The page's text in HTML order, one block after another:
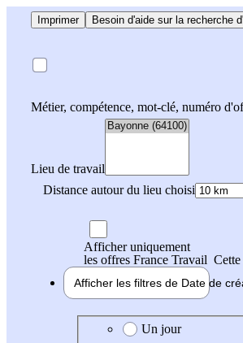
Imprimer Besoin d'aide sur la recherche
Métier, compétence, mot-clé, numéro
Lieu de travail
Distance autour du lieu choisi
Afficher uniquement
les offres France Travail
Afficher les filtres de Date de
Date de création de l'offre
Un jour